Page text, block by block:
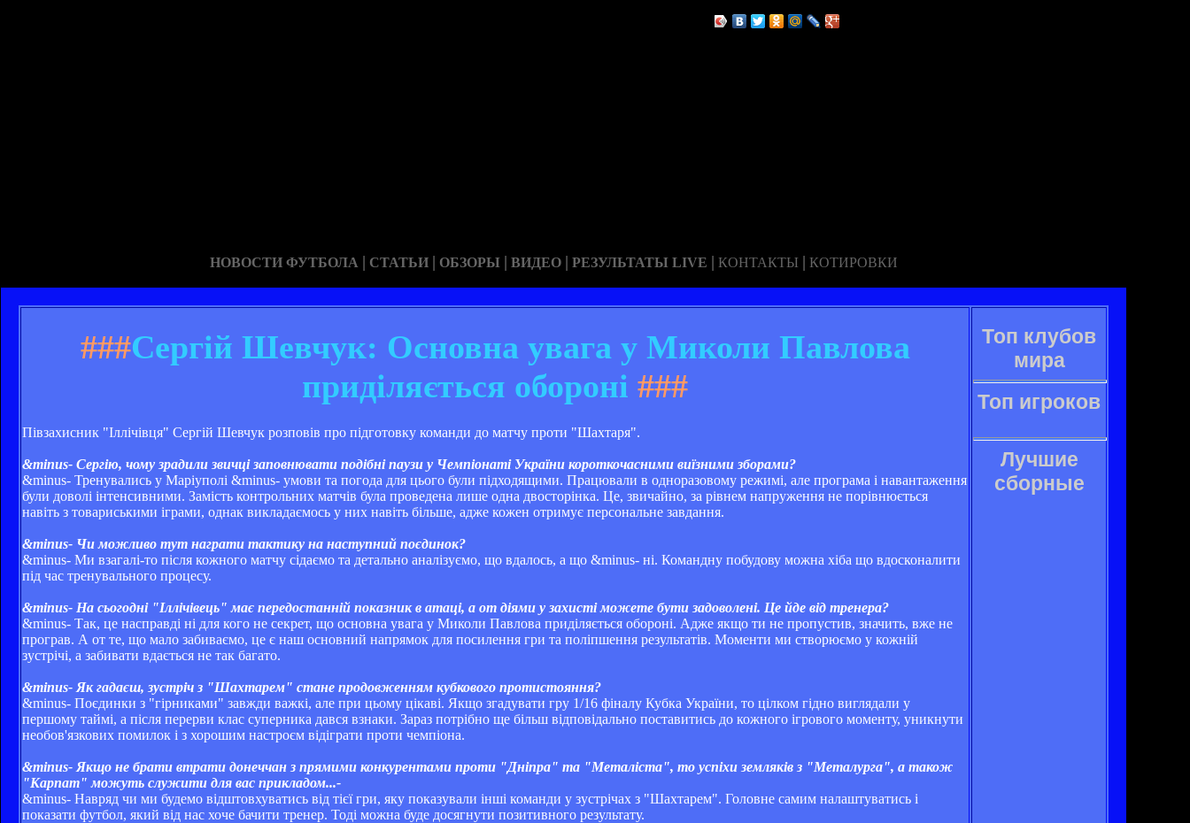
НОВОСТИ ФУТБОЛА | СТАТЬИ | ОБЗОРЫ | ВИДЕО | РЕЗУЛЬТАТЫ LIVE | КОНТАКТЫ | КОТИРОВКИ
###Сергій Шевчук: Основна увага у Миколи Павлова
приділяється обороні ###
Півзахисник "Іллічівця" Сергій Шевчук розповів про підготовку команди до матчу проти "Шахтаря".
&minus- Сергію, чому зрадили звичці заповнювати подібні паузи у Чемпіонаті України короткочасними виїзними зборами?
&minus- Тренувались у Маріуполі &minus- умови та погода для цього були підходящими. Працювали в одноразовому режимі, але програма і навантаження
були доволі інтенсивними. Замість контрольних матчів була проведена лише одна двосторінка. Це, звичайно, за рівнем напруження не порівнюється
навіть з товариськими іграми, однак викладаємось у них навіть більше, адже кожен отримує персональне завдання.
&minus- Чи можливо тут награти тактику на наступний поєдинок?
&minus- Ми взагалі-то після кожного матчу сідаємо та детально аналізуємо, що вдалось, а що &minus- ні. Командну побудову можна хіба що вдосконалити
під час тренувального процесу.
&minus- На сьогодні "Іллічівець" має передостанній показник в атаці, а от діями у захисті можете бути задоволені. Це йде від тренера?
&minus- Так, це насправді ні для кого не секрет, що основна увага у Миколи Павлова приділяється обороні. Адже якщо ти не пропустив, значить, вже не
програв. А от те, що мало забиваємо, це є наш основний напрямок для посилення гри та поліпшення результатів. Моменти ми створюємо у кожній
зустрічі, а забивати вдається не так багато.
&minus- Як гадаєш, зустріч з "Шахтарем" стане продовженням кубкового протистояння?
&minus- Поєдинки з "гірниками" завжди важкі, але при цьому цікаві. Якщо згадувати гру 1/16 фіналу Кубка України, то цілком гідно виглядали у
першому таймі, а після перерви клас суперника дався взнаки. Зараз потрібно ще більш відповідально поставитись до кожного ігрового моменту, уникнути
необов'язкових помилок і з хорошим настроєм відіграти проти чемпіона.
&minus- Якщо не брати втрати донеччан з прямими конкурентами проти "Дніпра" та "Металіста", то успіхи земляків з "Металурга", а також
"Карпат" можуть служити для вас прикладом...-
&minus- Навряд чи ми будемо відштовхуватись від тієї гри, яку показували інші команди у зустрічах з "Шахтарем". Головне самим налаштуватись і
показати футбол, який від нас хоче бачити тренер. Тоді можна буде досягнути позитивного результату.
Топ клубов
мира
Топ игроков
Лучшие
сборные